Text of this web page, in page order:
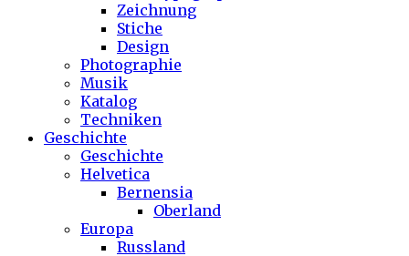
Zeichnung
Stiche
Design
Photographie
Musik
Katalog
Techniken
Geschichte
Geschichte
Helvetica
Bernensia
Oberland
Europa
Russland